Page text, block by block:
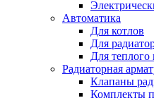
Автоматика
Для котлов
Для
Для теплого
Радиаторная
Клапаны
Комплекты